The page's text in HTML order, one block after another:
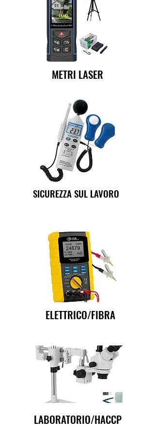
METRI LASER
SICUREZZA SUL LAVORO
ELETTRICO/FIBRA
LABORATORIO/HACCP